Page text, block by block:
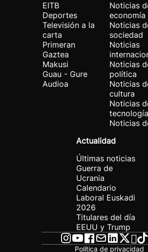
EITB
Deportes
Televisión a la
carta
Primeran
Gaztea
Makusi
Guau - Gure
Audioa
Noticias
economía
Noticias
sociedad
Noticias
Noticias
política
Noticias
cultura
Noticias
tecnología
Noticias
Actualidad
Últimas noticias
Guerra de
Ucrania
Calendario
Laboral Euskadi
2026
Titulares del día
EEUU y Trump
Política de privacidad